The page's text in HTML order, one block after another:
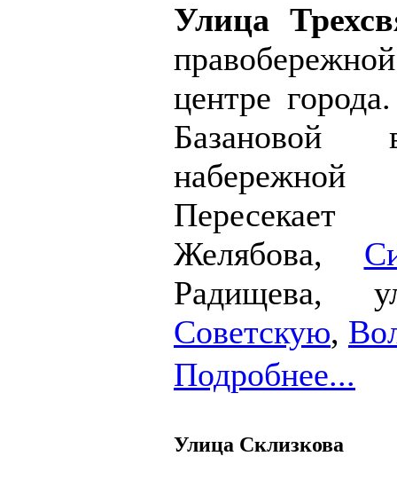
Улица
центре
Желябова,
Радищева,
Советскую,
Подробнее...
Улица Склизкова